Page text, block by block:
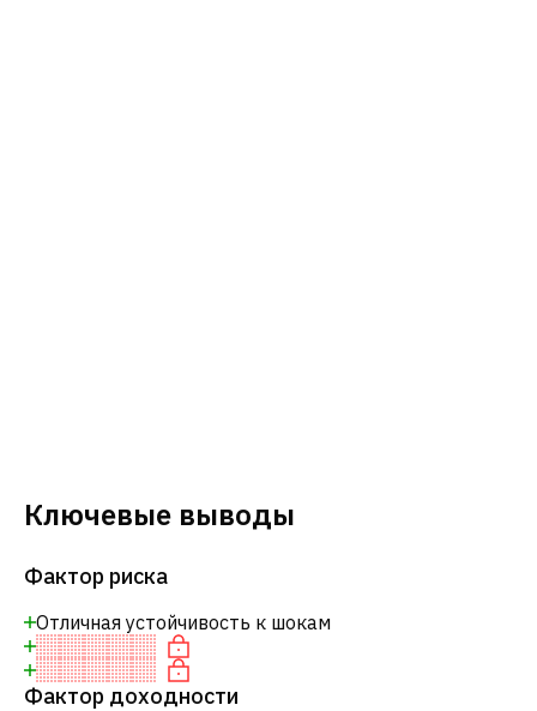
Ключевые выводы
Фактор риска
Отличная устойчивость к шокам
Фактор доходности